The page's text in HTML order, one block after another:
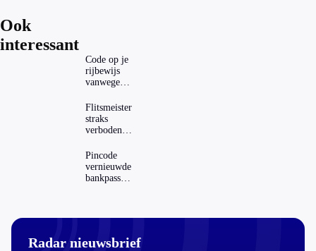
Ook
interessant
Code op je
rijbewijs
vanwege
autisme?
Zo
verwijder
Flitsmeister
straks
verboden?
regels in
Nederland
en het
buitenland
Pincode
vernieuwde
bankpassen
Radar nieuwsbrief